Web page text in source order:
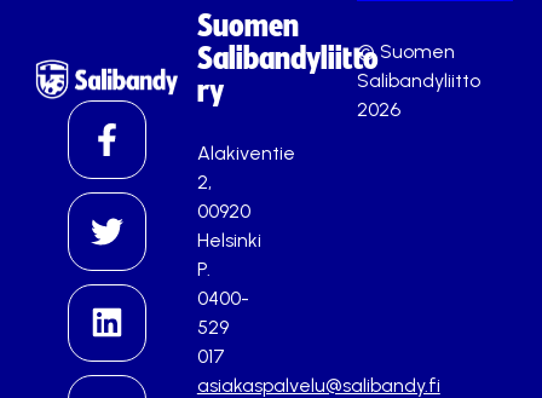
Suomen
Salibandyliitto
ry
Alakiventie
2,
00920
Helsinki
P.
0400-
529
017
asiakaspalvelu@salibandy.fi
© Suomen
Salibandyliitto
2026